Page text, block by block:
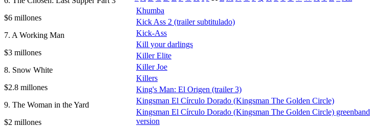
$6 millones
7. A Working Man
$3 millones
8. Snow White
$2.8 millones
9. The Woman in the Yard
$2 millones
Khumba
Kick Ass 2 (trailer subtitulado)
Kick-Ass
Kill your darlings
Killer Elite
Killer Joe
Killers
King's Man: El Origen (trailer 3)
Kingsman El Círculo Dorado (Kingsman The Golden Circle)
Kingsman El Círculo Dorado (Kingsman The Golden Circle) greenband
version